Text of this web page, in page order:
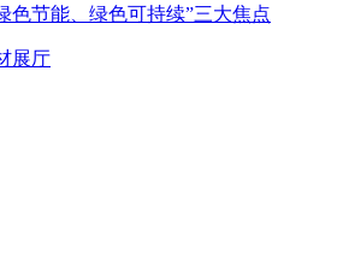
色节能、绿色可持续”三大焦点
展厅